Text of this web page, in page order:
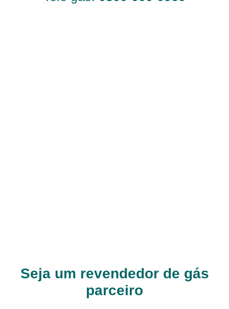
Seja um revendedor de gás
parceiro